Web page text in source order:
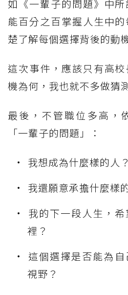
如《一輩子的問題》中
能百分之百掌握人生中
楚了解每個選擇背後的動
這次事件，應該只有高
機為何，我也就不多做猜
最後，不管職位多高，
「一輩子的問題」：
我想成為什麼樣的人？
我還願意承擔什麼樣
我的下一段人生，
裡？
這個選擇是否能為
視野？